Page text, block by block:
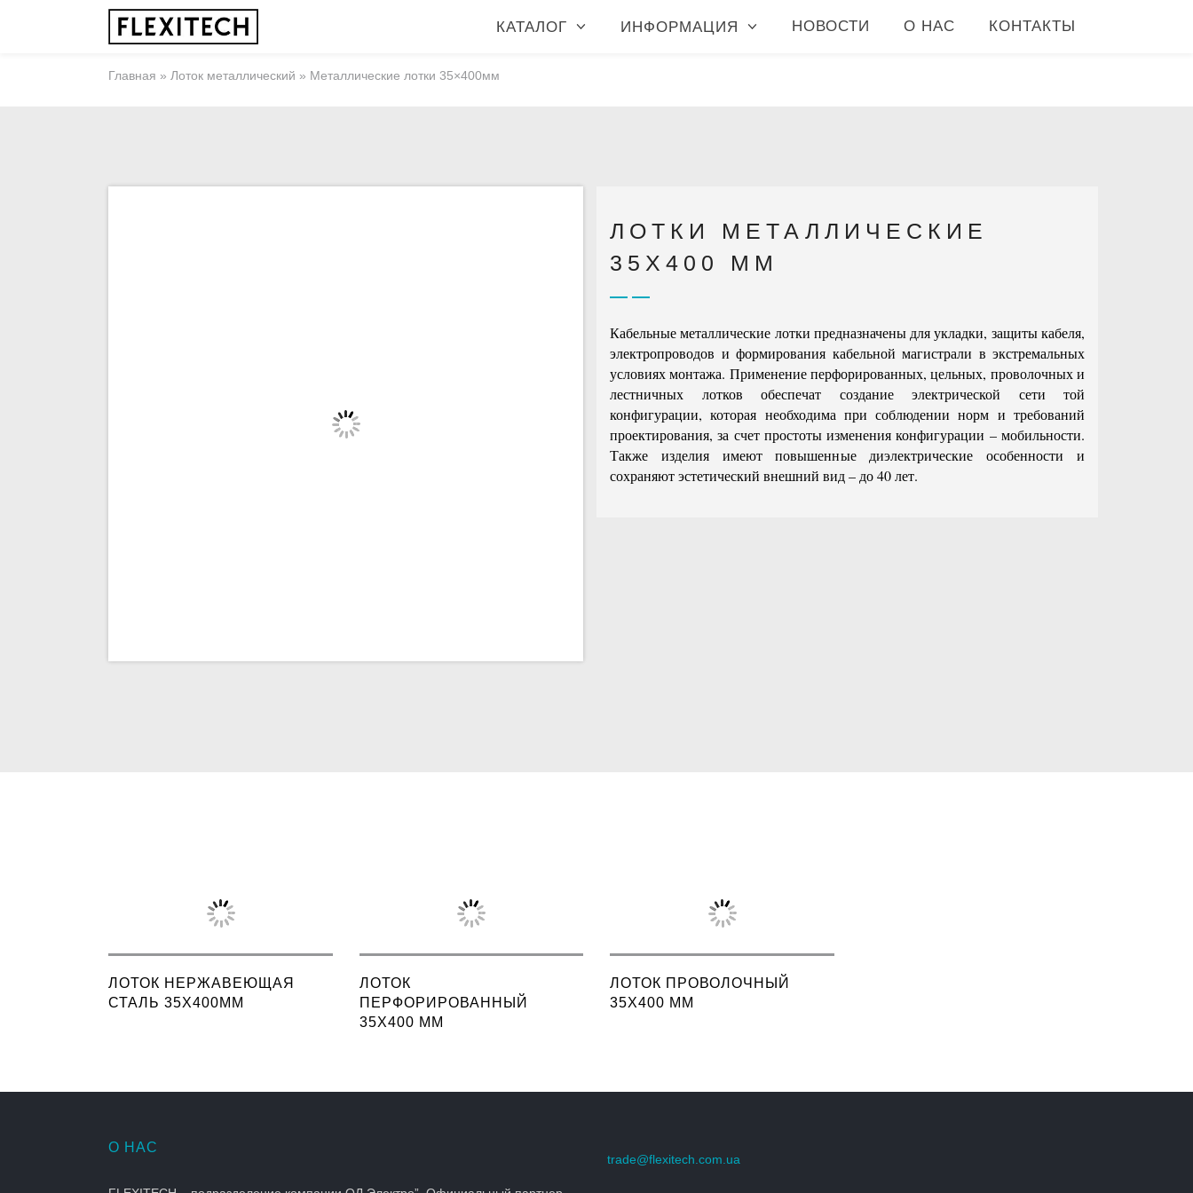
КАТАЛОГ ИНФОРМАЦИЯ НОВОСТИ О НАС КОНТАКТЫ
Главная » Лоток металлический » Металлические лотки 35×400мм
ЛОТКИ МЕТАЛЛИЧЕСКИЕ
35X400 ММ
Кабельные металлические лотки предназначены для укладки, защиты кабеля,
электропроводов и формирования кабельной магистрали в экстремальных
условиях монтажа. Применение перфорированных, цельных, проволочных и
лестничных лотков обеспечат создание электрической сети той
конфигурации, которая необходима при соблюдении норм и требований
проектирования, за счет простоты изменения конфигурации – мобильности.
Также изделия имеют повышенные диэлектрические особенности и
сохраняют эстетический внешний вид – до 40 лет.
ЛОТОК НЕРЖАВЕЮЩАЯ
СТАЛЬ 35X400ММ
ЛОТОК
ПЕРФОРИРОВАННЫЙ
35X400 ММ
ЛОТОК ПРОВОЛОЧНЫЙ
35X400 ММ
О НАС
trade@flexitech.com.ua